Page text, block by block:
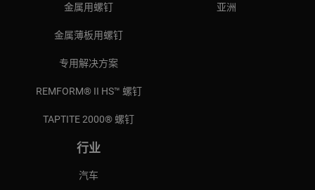
金属用螺钉
金属薄板用螺钉
专用解决方案
REMFORM® II HS™ 螺钉
TAPTITE 2000® 螺钉
行业
汽车
亚洲